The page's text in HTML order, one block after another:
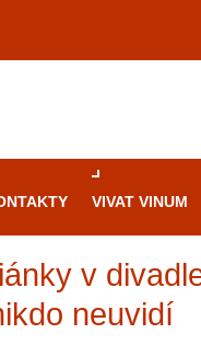
VIVAT VINUM
v
neuvidí
Průvodce
Brně: Od